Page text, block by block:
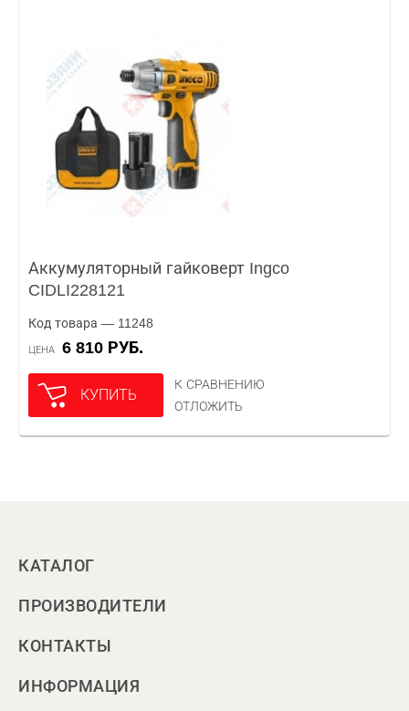
Аккумуляторный гайковерт Ingco
CIDLI228121
Код товара — 11248
ЦЕНА 6 810 РУБ.
КУПИТЬ
К СРАВНЕНИЮ
ОТЛОЖИТЬ
КАТАЛОГ
ПРОИЗВОДИТЕЛИ
КОНТАКТЫ
ИНФОРМАЦИЯ